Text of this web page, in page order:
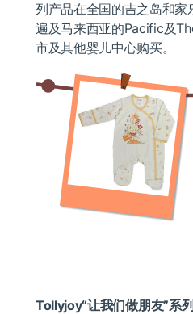
列产品在全国的吉之岛和家
遍及马来西亚的Pacific及
市及其他婴儿中心购买。
Tollyjoy“让我们做朋友”系